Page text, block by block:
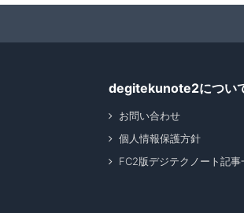
degitekunote2につい
お問い合わせ
個人情報保護方針
FC2版デジテクノート記事